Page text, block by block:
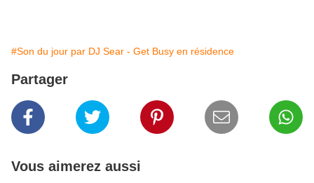
#Son du jour par DJ Sear - Get Busy en résidence
Partager
Vous aimerez aussi